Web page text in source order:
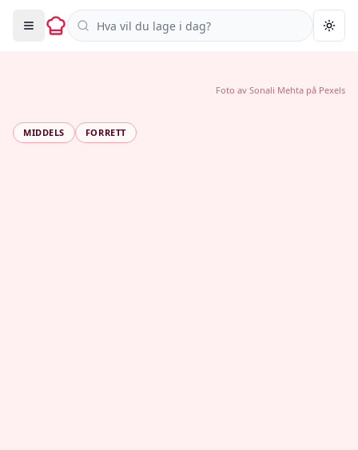
Søk i oppskrifter
MIDDELS FORRETT
Foto av Sonali Mehta på Pexels